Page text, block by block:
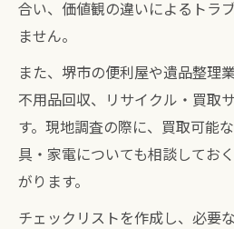
合い、価値観の違いによるトラ
ません。
また、堺市の便利屋や遺品整理
不用品回収、リサイクル・買取
す。現地調査の際に、買取可能
具・家電についても相談してお
がります。
チェックリストを作成し、必要